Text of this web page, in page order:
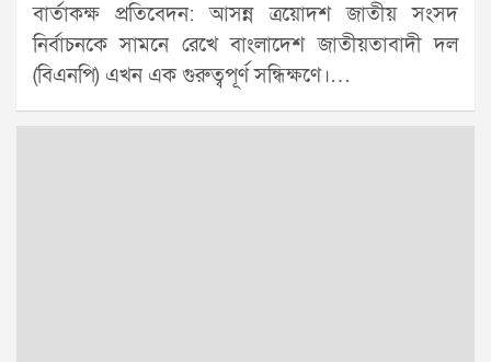
বার্তাকক্ষ প্রতিবেদন: আসন্ন ত্রয়োদশ জাতীয় সংসদ
নির্বাচনকে সামনে রেখে বাংলাদেশ জাতীয়তাবাদী দল
(বিএনপি) এখন এক গুরুত্বপূর্ণ সন্ধিক্ষণে।…